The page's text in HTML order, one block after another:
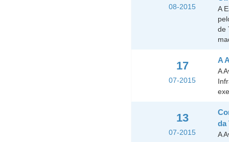
08-2015
A
de
17
07-2015
A
A
13
07-2015
da
A